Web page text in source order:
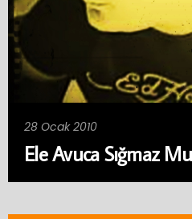
28 Ocak 2010
Ele Avuca Sığmaz